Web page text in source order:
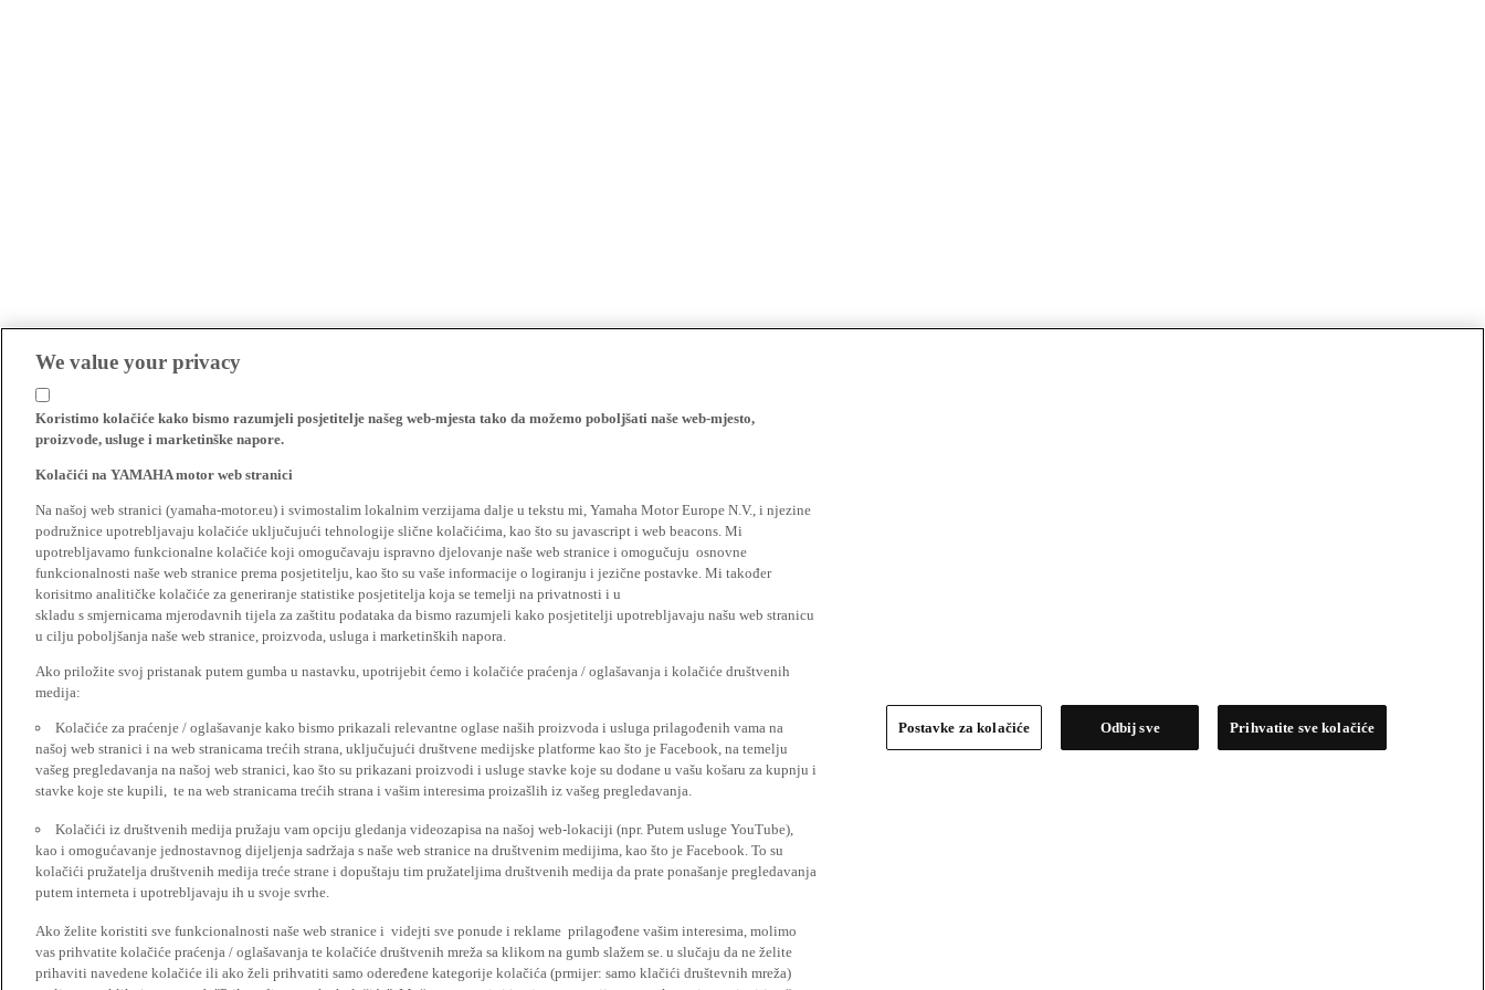
We value your privacy
Koristimo kolačiće kako bismo razumjeli posjetitelje našeg web-mjesta tako da možemo poboljšati naše web-mjesto,
proizvode, usluge i marketinške napore.
Kolačići na YAMAHA motor web stranici
Na našoj web stranici (yamaha-motor.eu) i svimostalim lokalnim verzijama dalje u tekstu mi, Yamaha Motor Europe N.V., i njezine
podružnice upotrebljavaju kolačiće uključujući tehnologije slične kolačićima, kao što su javascript i web beacons. Mi
upotrebljavamo funkcionalne kolačiće koji omogučavaju ispravno djelovanje naše web stranice i omogučuju osnovne
funkcionalnosti naše web stranice prema posjetitelju, kao što su vaše informacije o logiranju i jezične postavke. Mi također
korisitmo analitičke kolačiće za generiranje statistike posjetitelja koja se temelji na privatnosti i u
skladu s smjernicama mjerodavnih tijela za zaštitu podataka da bismo razumjeli kako posjetitelji upotrebljavaju našu web stranicu
u cilju poboljšanja naše web stranice, proizvoda, usluga i marketinških napora.
Ako priložite svoj pristanak putem gumba u nastavku, upotrijebit ćemo i kolačiće praćenja / oglašavanja i kolačiće društvenih
medija:
Kolačiće za praćenje / oglašavanje kako bismo prikazali relevantne oglase naših proizvoda i usluga prilagođenih vama na
našoj web stranici i na web stranicama trećih strana, uključujući društvene medijske platforme kao što je Facebook, na temelju
vašeg pregledavanja na našoj web stranici, kao što su prikazani proizvodi i usluge stavke koje su dodane u vašu košaru za kupnju i
stavke koje ste kupili, te na web stranicama trećih strana i vašim interesima proizašlih iz vašeg pregledavanja.
Kolačići iz društvenih medija pružaju vam opciju gledanja videozapisa na našoj web-lokaciji (npr. Putem usluge YouTube),
kao i omogućavanje jednostavnog dijeljenja sadržaja s naše web stranice na društvenim medijima, kao što je Facebook. To su
kolačići pružatelja društvenih medija treće strane i dopuštaju tim pružateljima društvenih medija da prate ponašanje pregledavanja
putem interneta i upotrebljavaju ih u svoje svrhe.
Ako želite koristiti sve funkcionalnosti naše web stranice i videjti sve ponude i reklame prilagođene vašim interesima, molimo
vas prihvatite kolačiće praćenja / oglašavanja te kolačiće društvenih mreža sa klikom na gumb slažem se. u slučaju da ne želite
prihaviti navedene kolačiće ili ako želi prihvatiti samo odeređene kategorije kolačića (prmijer: samo klačići društevnih mreža)
Postavke za kolačiće Odbij sve Prihvatite sve kolačiće